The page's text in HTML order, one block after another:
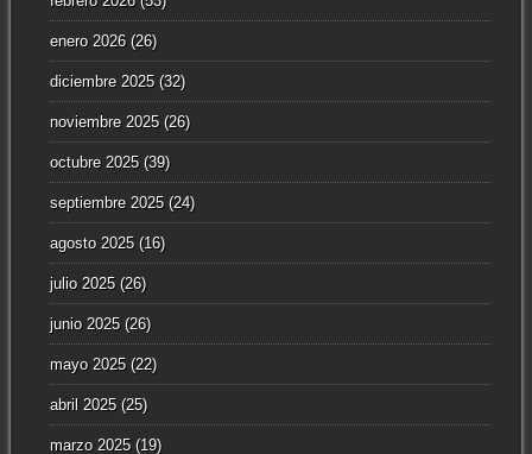
enero 2026(26)
diciembre 2025(32)
noviembre 2025(26)
octubre 2025(39)
septiembre 2025(24)
agosto 2025(16)
julio 2025(26)
junio 2025(26)
mayo 2025(22)
abril 2025(25)
marzo 2025(19)